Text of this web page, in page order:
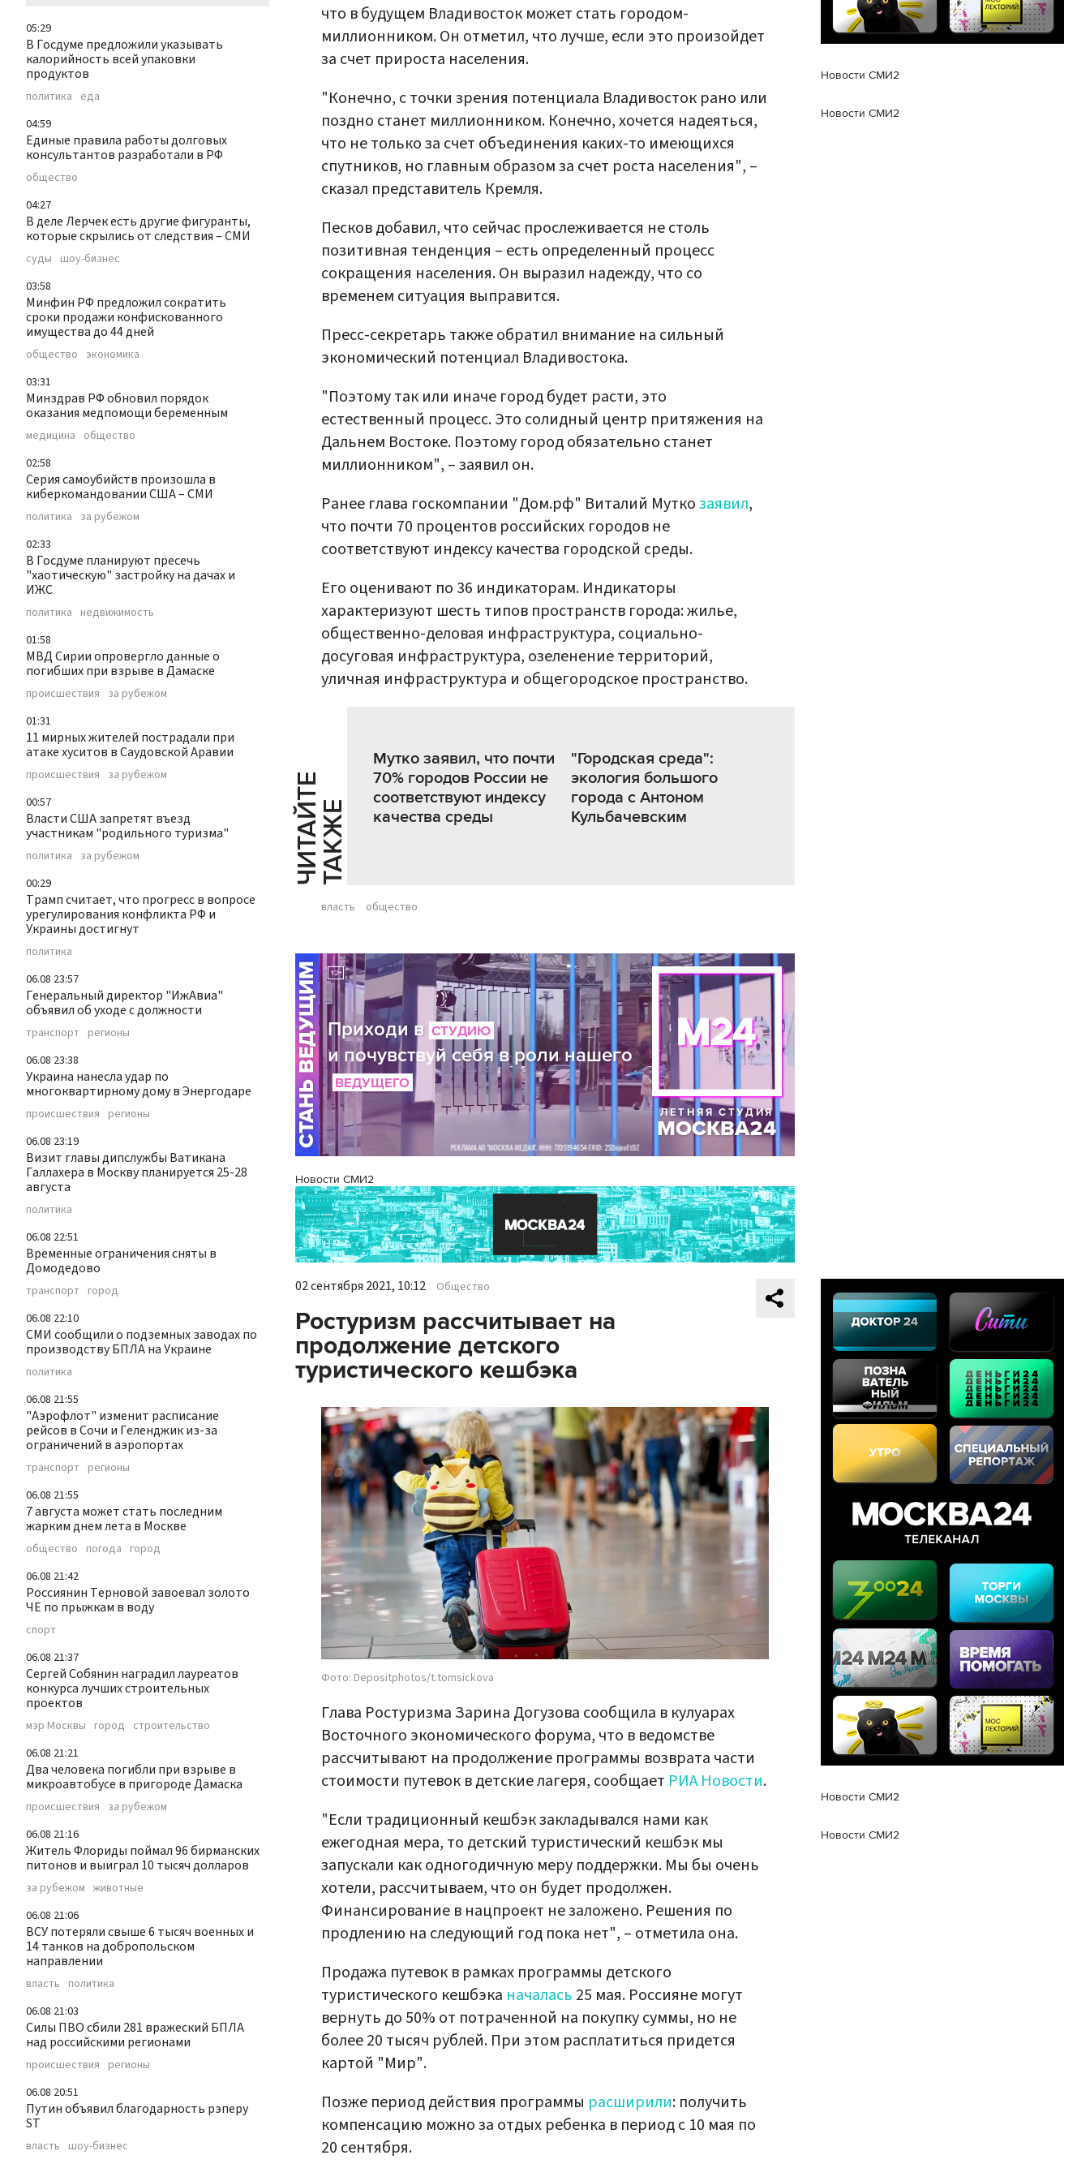
05:29
В Госдуме предложили указывать
калорийность всей упаковки
продуктов
политика еда
04:59
Единые правила работы долговых
консультантов разработали в РФ
общество
04:27
В деле Лерчек есть другие фигуранты,
которые скрылись от следствия – СМИ
суды шоу-бизнес
03:58
Минфин РФ предложил сократить
сроки продажи конфискованного
имущества до 44 дней
общество экономика
03:31
Минздрав РФ обновил порядок
оказания медпомощи беременным
медицина общество
02:58
Серия самоубийств произошла в
киберкомандовании США – СМИ
политика за рубежом
02:33
В Госдуме планируют пресечь
"хаотическую" застройку на дачах и
ИЖС
политика недвижимость
01:58
МВД Сирии опровергло данные о
погибших при взрыве в Дамаске
происшествия за рубежом
01:31
11 мирных жителей пострадали при
атаке хуситов в Саудовской Аравии
происшествия за рубежом
00:57
Власти США запретят въезд
участникам "родильного туризма"
политика за рубежом
00:29
Трамп считает, что прогресс в вопросе
урегулирования конфликта РФ и
Украины достигнут
политика
06.08 23:57
Генеральный директор "ИжАвиа"
объявил об уходе с должности
транспорт регионы
06.08 23:38
Украина нанесла удар по
многоквартирному дому в Энергодаре
происшествия регионы
06.08 23:19
Визит главы дипслужбы Ватикана
Галлахера в Москву планируется 25-28
августа
политика
06.08 22:51
Временные ограничения сняты в
Домодедово
транспорт город
06.08 22:10
СМИ сообщили о подземных заводах по
производству БПЛА на Украине
политика
06.08 21:55
"Аэрофлот" изменит расписание
рейсов в Сочи и Геленджик из-за
ограничений в аэропортах
транспорт регионы
06.08 21:55
7 августа может стать последним
жарким днем лета в Москве
общество погода город
06.08 21:42
Россиянин Терновой завоевал золото
ЧЕ по прыжкам в воду
спорт
06.08 21:37
Сергей Собянин наградил лауреатов
конкурса лучших строительных
проектов
мэр Москвы город строительство
06.08 21:21
Два человека погибли при взрыве в
микроавтобусе в пригороде Дамаска
происшествия за рубежом
06.08 21:16
Житель Флориды поймал 96 бирманских
питонов и выиграл 10 тысяч долларов
за рубежом животные
06.08 21:06
ВСУ потеряли свыше 6 тысяч военных и
14 танков на добропольском
направлении
власть политика
06.08 21:03
Силы ПВО сбили 281 вражеский БПЛА
над российскими регионами
происшествия регионы
06.08 20:51
Путин объявил благодарность рэперу
ST
власть шоу-бизнес
что в будущем Владивосток может стать городом-
миллионником. Он отметил, что лучше, если это произойдет
за счет прироста населения.
"Конечно, с точки зрения потенциала Владивосток рано или
поздно станет миллионником. Конечно, хочется надеяться,
что не только за счет объединения каких-то имеющихся
спутников, но главным образом за счет роста населения", –
сказал представитель Кремля.
Песков добавил, что сейчас прослеживается не столь
позитивная тенденция – есть определенный процесс
сокращения населения. Он выразил надежду, что со
временем ситуация выправится.
Пресс-секретарь также обратил внимание на сильный
экономический потенциал Владивостока.
"Поэтому так или иначе город будет расти, это
естественный процесс. Это солидный центр притяжения на
Дальнем Востоке. Поэтому город обязательно станет
миллионником", – заявил он.
Ранее глава госкомпании "Дом.рф" Виталий Муткозаявил,
что почти 70 процентов российских городов не
соответствуют индексу качества городской среды.
Его оценивают по 36 индикаторам. Индикаторы
характеризуют шесть типов пространств города: жилье,
общественно-деловая инфраструктура, социально-
досуговая инфраструктура, озеленение территорий,
уличная инфраструктура и общегородское пространство.
Ч
И
Т
АЙ
Т
Е
Т
А
К
ЖЕ
Мутко заявил, что почти
70% городов России не
соответствуют индексу
качества среды
"Городская среда":
экология большого
города с Антоном
Кульбачевским
власть общество
Новости СМИ2
Новости СМИ2
Новости СМИ2
02 сентября 2021, 10:12 Общество
Ростуризм рассчитывает на
продолжение детского
туристического кешбэка
Фото: Depositphotos/t.tomsickova
Глава Ростуризма Зарина Догузова сообщила в кулуарах
Восточного экономического форума, что в ведомстве
рассчитывают на продолжение программы возврата части
стоимости путевок в детские лагеря, сообщает РИА Новости.
"Если традиционный кешбэк закладывался нами как
ежегодная мера, то детский туристический кешбэк мы
запускали как одногодичную меру поддержки. Мы бы очень
хотели, рассчитываем, что он будет продолжен.
Финансирование в нацпроект не заложено. Решения по
продлению на следующий год пока нет", – отметила она.
Продажа путевок в рамках программы детского
туристического кешбэка началась 25 мая. Россияне могут
вернуть до 50% от потраченной на покупку суммы, но не
более 20 тысяч рублей. При этом расплатиться придется
картой "Мир".
Позже период действия программы расширили: получить
компенсацию можно за отдых ребенка в период с 10 мая по
20 сентября.
Новости СМИ2
Новости СМИ2